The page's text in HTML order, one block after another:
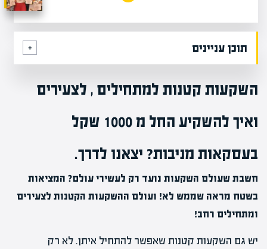
תוכן עניינים
השקעות קטנות למתחילים , לצעירים
ואיך להשקיע החל מ 1000 שקל
בעסקאות מניבות? יצאנו לדרך.
חשבת שעולם השקעות נועד רק לעשירי עולם? המציאות
בשטח מראה שממש לא! ועולם ההשקעות הקטנות לצעירים
ומתחילים רחב!
יש גם השקעות קטנות שאפשר להתחיל איתן. לא רק